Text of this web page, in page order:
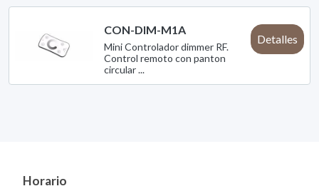
CON-DIM-M1A
Mini Controlador dimmer RF.
Control remoto con panton
circular ...
Detalles
Horario